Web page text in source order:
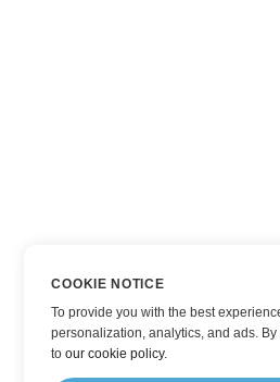
COOKIE NOTICE
To provide you with the best
personalization, analytics, and ads.
toour cookie policy.